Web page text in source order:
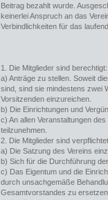
Beitrag bezahlt wurde.
keinerlei Anspruch an das
Verbindlichkeiten für das
1. Die Mitglieder sind berechtigt:
a) Anträge zu stellen. Soweit
sind, sind sie mindestens zwei
Vorsitzenden einzureichen.
b) Die Einrichtungen und
c) An allen Veranstaltungen
teilzunehmen.
2. Die Mitglieder sind
a) Die Satzung des Vereins
b) Sich für die Durchführung
c) Das Eigentum und die
durch unsachgemäße
Gesamtvorstandes zu ersetzen.